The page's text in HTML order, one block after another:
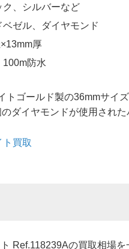
ク、シルバーなど
ゼル、ダイヤモンド
厚
100m防水
トゴールド製の36mmサイ
ダイヤモンドが使用された
ト買取
Ref.118239Aの買取相場